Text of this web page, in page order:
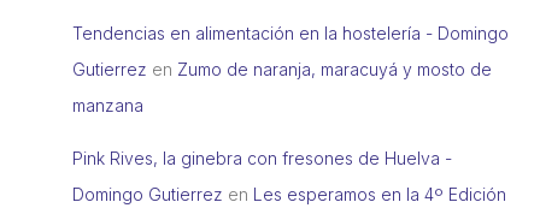
Tendencias en alimentación en la hostelería - Domingo
Gutierrez en Zumo de naranja, maracuyá y mosto de
manzana
Pink Rives, la ginebra con fresones de Huelva -
Domingo Gutierrez en Les esperamos en la 4º Edición